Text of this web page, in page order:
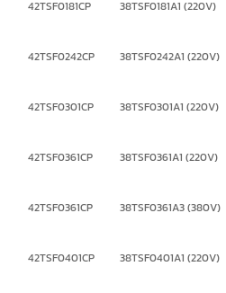
42TSF0181CP 38TSF0181A1 (220V)
42TSF0242CP
38TSF0242A1 (220V)
42TSF0301CP
38TSF0301A1 (220V)
42TSF0361CP
38TSF0361A1 (220V)
42TSF0361CP
38TSF0361A3 (380V)
42TSF0401CP
38TSF0401A1 (220V)